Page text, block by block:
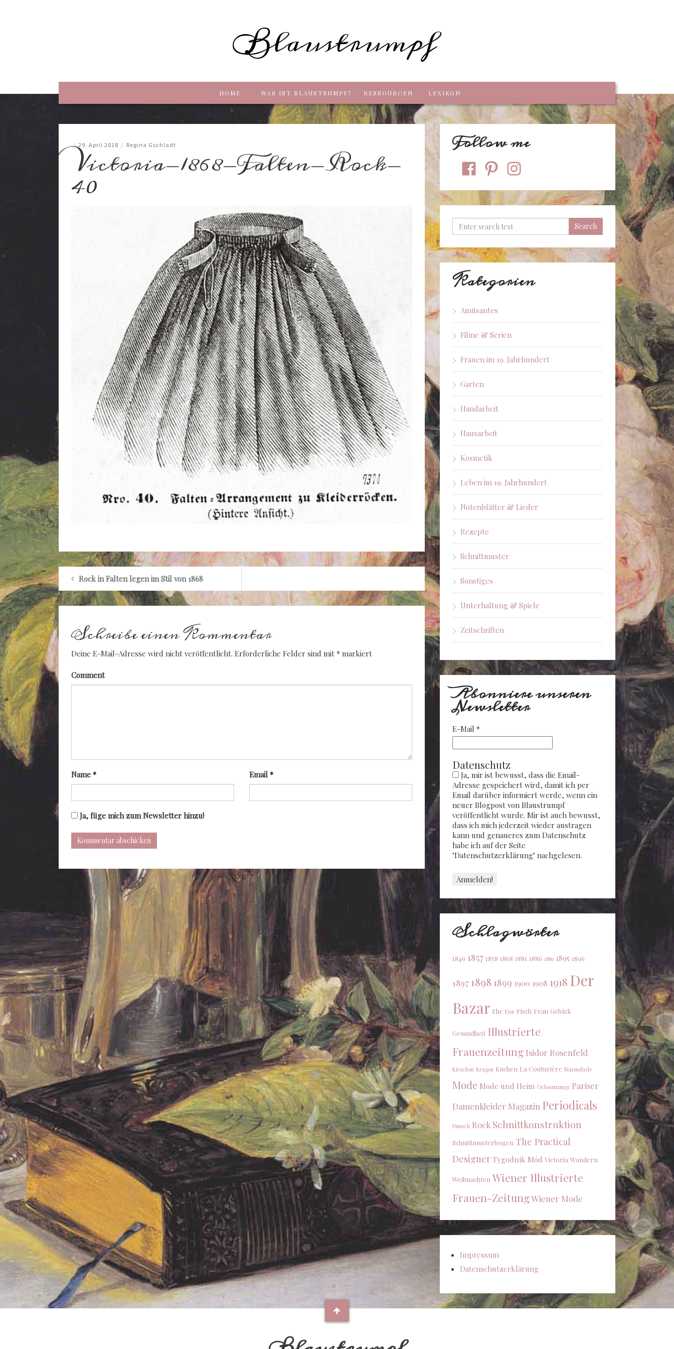
Blaustrumpf
HOME WAS IST BLAUSTRUMPF? RESSOURCEN LEXIKON
/ 29. April 2018 / Regina Gschladt
Victoria-1868-Falten-Rock-
40
Rock in Falten legen im Stil von 1868
Schreibe einen Kommentar
Deine E-Mail-Adresse wird nicht veröffentlicht. Erforderliche Felder sind mit * markiert
Comment
Name * Email *
Ja, füge mich zum Newsletter hinzu!
Follow me
facebookpinterestinstagram
Kategorien
Amüsantes
Filme & Serien
Frauen im 19. Jahrhundert
Garten
Handarbeit
Hausarbeit
Kosmetik
Leben im 19. Jahrhundert
Notenblätter & Lieder
Rezepte
Schnittmuster
Sonstiges
Unterhaltung & Spiele
Zeitschriften
Abonniere unseren
Newsletter
E-Mail *
Datenschutz
Ja, mir ist bewusst, dass die Email-
Adresse gespeichert wird, damit ich per
Email darüber informiert werde, wenn ein
neuer Blogpost von Blaustrumpf
veröffentlicht wurde. Mir ist auch bewusst,
dass ich mich jederzeit wieder austragen
kann und genaueres zum Datenschutz
habe ich auf der Seite
"Datenschutzerklärung" nachgelesen.
Schlagwörter
1849 1857 1858 1868 1881 1886 1889 1895 1896
18971898 1899 1900 1908 1918 Der
Bazar Ehe Eier Fisch Frau Gebäck
Gesundheit Illustrierte
Frauenzeitung Isidor Rosenfeld
Kirschen Kragen Kuchen La Couturière Marmelade
Mode Mode und Heim Ochsenzunge Pariser
Damenkleider Magazin Periodicals
Punsch Rock Schnittkonstruktion
Schnittmusterbogen The Practical
Designer Tygodnik Mód Victoria Wandern
Weihnachten Wiener Illustrierte
Frauen-ZeitungWiener Mode
Impressum
Datenschutzerklärung